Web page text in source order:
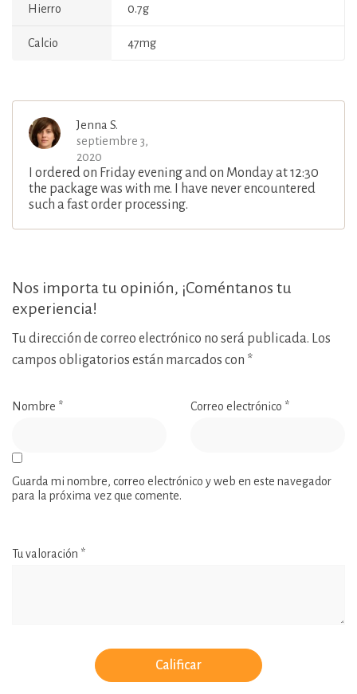
Hierro 0.7g
Calcio 47mg
Jenna S.
septiembre 3,
2020
I ordered on Friday evening and on Monday at 12:30
the package was with me. I have never encountered
such a fast order processing.
Nos importa tu opinión, ¡Coméntanos tu
experiencia!
Tu dirección de correo electrónico no será publicada. Los
campos obligatorios están marcados con *
Tu valoración *
Nombre * Correo electrónico *
Guarda mi nombre, correo electrónico y web en este navegador
para la próxima vez que comente.